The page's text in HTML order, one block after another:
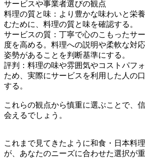
サービスや事業者選びの観点
料理の質と味：より豊かな味わいと栄
むために、料理の質と味を確認する。
サービスの質：丁寧で心のこもったサ
度を高める。料理への説明や柔軟な対
姿勢があることを判断基準にする。
評判：料理の味や雰囲気やコストパフ
ため、実際にサービスを利用した人の
する。
これらの観点から慎重に選ぶことで、
会えるでしょう。
これまで見てきたように和食・日本料
が、あなたのニーズに合わせた選択が重